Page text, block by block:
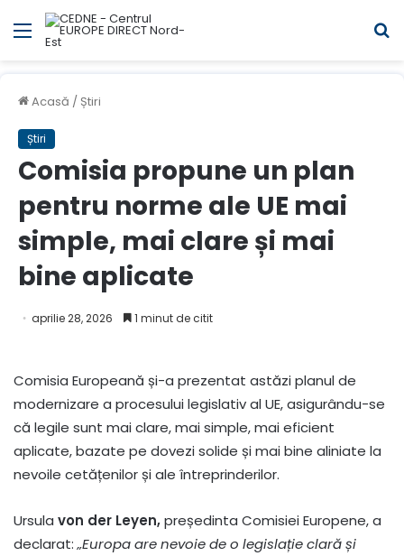
Meniul
Acasă / Știri
Știri
Comisia propune un plan
pentru norme ale UE mai
simple, mai clare și mai
bine aplicate
aprilie 28, 2026 1 minut de citit
Comisia Europeană și-a prezentat astăzi planul de
modernizare a procesului legislativ al UE, asigurându-se
că legile sunt mai clare, mai simple, mai eficient
aplicate, bazate pe dovezi solide și mai bine aliniate la
nevoile cetățenilor și ale întreprinderilor.
Ursula von der Leyen,președinta Comisiei Europene, a
declarat:„Europa are nevoie de o legislație clară și